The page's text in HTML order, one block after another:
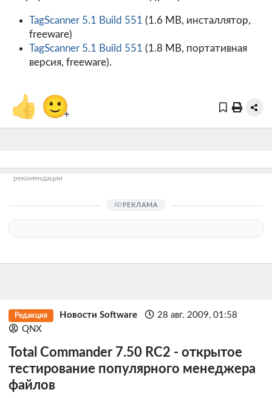
TagScanner 5.1 Build 551 (1.6 MB, инсталлятор,
freeware)
TagScanner 5.1 Build 551 (1.8 MB, портативная
версия, freeware).
👍 🙂+
рекомендации
РЕКЛАМА
Редакция Новости Software
28 авг. 2009, 01:58
QNX
Total Commander 7.50 RC2 - открытое
тестирование популярного менеджера
файлов